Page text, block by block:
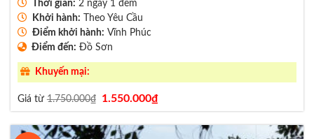
Thời gian: 2 ngày 1 đêm
Khởi hành: Theo Yêu Cầu
Điểm khởi hành: Vĩnh Phúc
Điểm đến: Đồ Sơn
Khuyến mại:
Giá từ1.750.000₫
Giá
là:
1.750.000₫.
1.550.000₫Giá
hiện
tại
là:
1.550.000₫.